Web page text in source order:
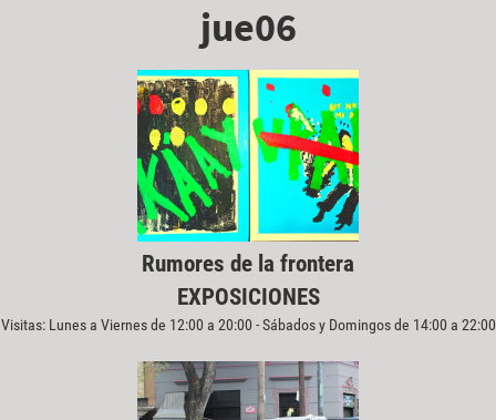
jue06
Rumores de la frontera
EXPOSICIONES
Visitas: Lunes a Viernes de 12:00 a 20:00 - Sábados y Domingos de 14:00 a 22:00